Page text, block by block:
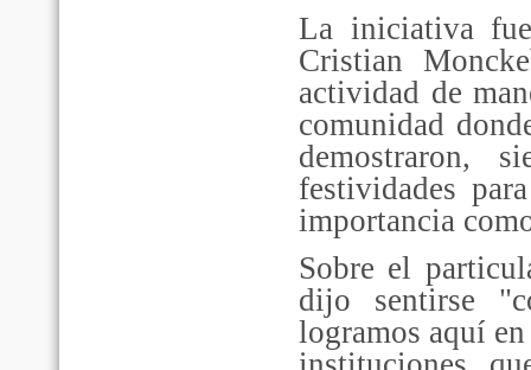
La iniciativa
Cristian
actividad de
comunidad
demostraron,
festividades
importancia
Sobre el
dijo sentirse
logramos aquí